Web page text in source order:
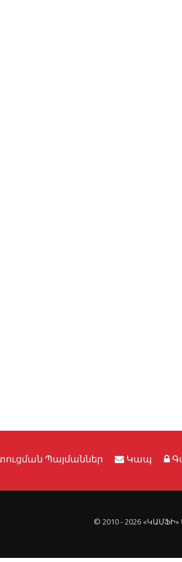
Պայմաններ Կապ
© 2010 - 2026